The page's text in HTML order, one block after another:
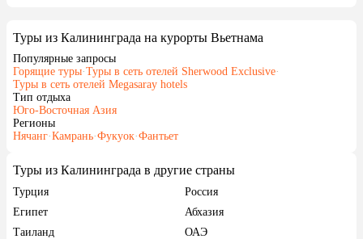
Туры из Калининграда на курорты Вьетнама
Популярные запросы
Горящие туры·Туры в сеть отелей Sherwood Exclusive·
Туры в сеть отелей Megasaray hotels
Тип отдыха
Юго-Восточная Азия
Регионы
Нячанг·Камрань·Фукуок·Фантьет
Туры из Калининграда в другие страны
Турция
Россия
Египет
Абхазия
Таиланд
ОАЭ